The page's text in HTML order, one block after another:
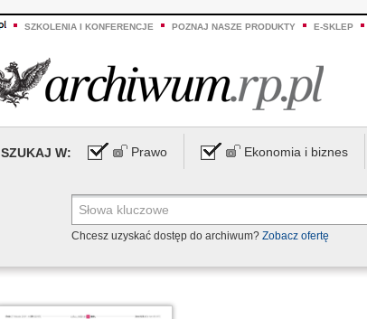
SZKOLENIA I KONFERENCJE POZNAJ NASZE PRODUKTY E-SKLEP
SZUKAJ W: Prawo Ekonomia i biznes
Chcesz uzyskać dostęp do archiwum? Zobacz ofertę